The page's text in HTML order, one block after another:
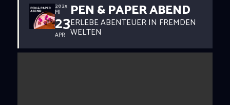
2025
MI
23
APR
PEN & PAPER ABEND
ERLEBE ABENTEUER IN FREMDEN
WELTEN